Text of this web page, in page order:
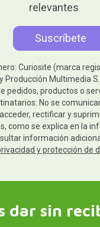
relevantes
Curiosite (marca
Producción Multimedia
pedidos, productos o
No se
rectificar y
como se explica en la
información
y protección de
dar sin